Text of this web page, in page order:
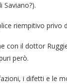
riempitivo privo
con il dottor
però.
i difetti e le